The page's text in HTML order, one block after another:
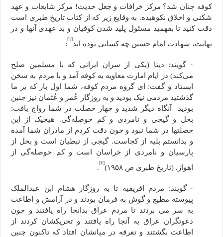
کوفه چنان شد؟ مرکز خرافات و جعل حدیث! مرکز شایعات و عهد
شکنی و اخلاق نکوهیده. به وقایع زیر که از کتاب تاریخ طبری است
دقت کنید تا بفهمید مسئول پلید شدن کوفیان و بد عهدی آنها و در
نهایت، شهادت امام حسین چه کسانی بوده اند
[۱]
:
· گویند: دینا (یکی از سران ایرانی که با مسلمین صلح
می‌کند) در ایام امارت معاویه به کوفه آمد و با مردم به سخن
ایستاد و گفت: ای گروه مردم کوفه، شما اول بار که بر ما
گذشتید مردمی نیک بودید و به روزگار عُمر و عُثمان نیز چنین
بودید آنگاه دیگر شدید و چهار خصلت در شما رواج یافت:
بخل و گیجی و نامردی و کم حوصله‌گی. هیچیک از این
خصلتها در شما نبود و چون دقت کردم از مادران شما آمده
و بدانستم بلیه از کجاست. گیجی از نبطیان است و بخل از
پارسیان و نامردی از خراسان است و کم حوصله‌گی از
اهواز. (تاریخ طبری ص ۱۹۵۸)
[۲]
.
· گویند: مردم افریقیه تا به روزگار هشام ابن عبدالملک
پیوسته مطیع و گوش به فرمان بودند و در آرامش و اطاعت
به سر می بردند تا مردم عراق بدانجا راه یافتند و چون
دعوتگران عراق به آنجا راه یافتند و تحریکشان کردند از
اطاعت بگشتند و تفرقه در میانشان افتاد که تا­کنون چنین